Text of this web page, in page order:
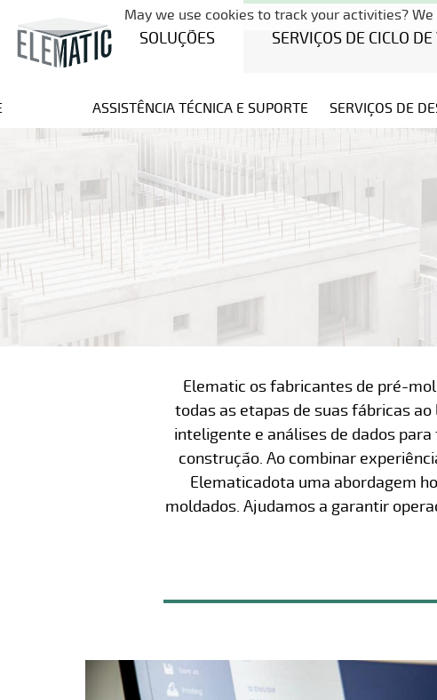
SOLUÇÕES SERVIÇOS DE CICLO
ASSISTÊNCIA TÉCNICA E SUPORTE SERVIÇOS DE
Elematic os fabricantes de pré-
todas as etapas de suas fábricas
inteligente e análises de dados
construção. Ao combinar
Elematicadota uma abordagem
moldados. Ajudamos a garantir
May we use cookies to track your activities?